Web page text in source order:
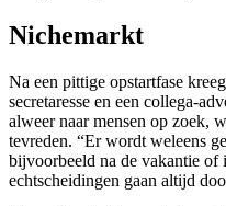
Nichemarkt
Na een pittige opstartfase
secretaresse en een collega-
alweer naar mensen op zoek,
tevreden. “Er wordt weleens
bijvoorbeeld na de vakantie of
echtscheidingen gaan altijd